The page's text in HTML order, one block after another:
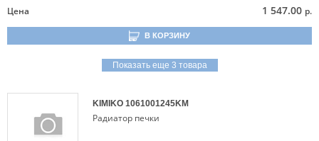
Цена
1 547.00 р.
В КОРЗИНУ
Показать еще 3 товара
KIMIKO 1061001245KM
Радиатор печки